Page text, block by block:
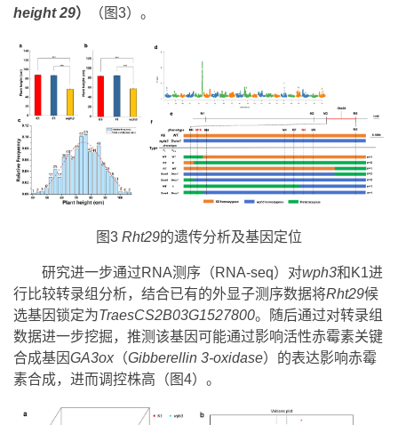
height 29） （图3）。
图3 Rht29的遗传分析及基因定位
研究进一步通过RNA测序（RNA-seq）对wph3和K1进
行比较转录组分析，结合已有的外显子测序数据将Rht29候
选基因锁定为TraesCS2B03G1527800。随后通过对转录组
数据进一步挖掘，推测该基因可能通过影响活性赤霉素关键
合成基因GA3ox（Gibberellin 3-oxidase）的表达影响赤霉
素合成，进而调控株高（图4）。